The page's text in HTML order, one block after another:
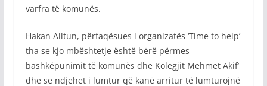
varfra të komunës.
Hakan Alltun, përfaqësues i organizatës ‘Time to help’
tha se kjo mbështetje është bërë përmes
bashkëpunimit të komunës dhe Kolegjit Mehmet Akif’
dhe se ndjehet i lumtur që kanë arritur të lumturojnë